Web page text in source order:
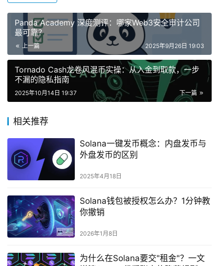
Panda Academy 深度测评：哪家Web3安全审计公司
最可靠？
上一篇 2025年9月26日 19:03
Tornado Cash龙卷风混币实操：从入金到取款，一步
不漏的隐私指南
下一篇
2025年10月14日 19:37
相关推荐
Solana一键发币概念：内盘发币与
外盘发币的区别
2025年4月18日
Solana钱包被授权怎么办？1分钟教
你撤销
2026年1月8日
为什么在Solana要交"租金"？一文